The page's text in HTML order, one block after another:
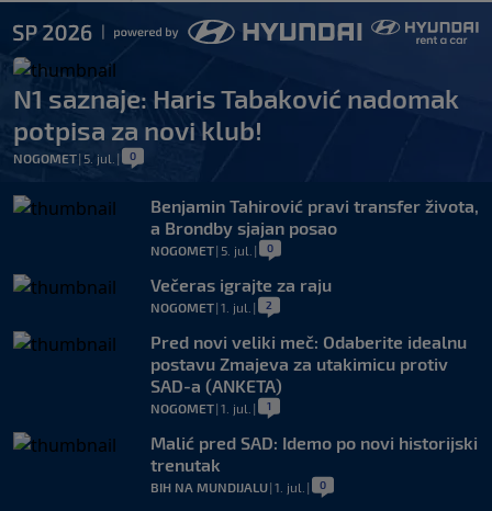
N1 saznaje: Haris Tabaković nadomak
potpisa za novi klub!
NOGOMET| 5. jul. | 0
Benjamin Tahirović pravi transfer života,
a Brondby sjajan posao
NOGOMET| 5. jul. | 0
Večeras igrajte za raju
NOGOMET| 1. jul. | 2
Pred novi veliki meč: Odaberite idealnu
postavu Zmajeva za utakimicu protiv
SAD-a (ANKETA)
NOGOMET| 1. jul. | 1
Malić pred SAD: Idemo po novi historijski
trenutak
BIH NA MUNDIJALU| 1. jul. | 0